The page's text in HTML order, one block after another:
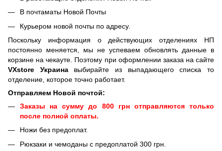
В почтаматы Новой Почты
Курьером новой почты по адресу.
Поскольку информация о действующих отделениях НП
постоянно меняется, мы не успеваем обновлять данные в
корзине на чекауте. Поэтому при оформлении заказа на сайте
VXstore Украинавыбирайте из выпадающего списка то
отделение, которое точно работает.
Отправляем Новой почтой:
Заказы на сумму до 800 грн отправляются только
после полной оплаты.
Ножи без предоплат.
Рюкзаки и чемоданы с предоплатой 300 грн.